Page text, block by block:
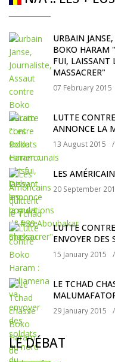
URBAIN
BOKO HARAM
FUI, LAISSANT
MASSACRER"
07 February 2015
LUTTE
ANNONCE LA
13 August 2015 /
LES
20 September
LUTTE
ENVOYER
15 January 2015 /
LE TCHAD
29 January 2015 /
LE DÉBAT